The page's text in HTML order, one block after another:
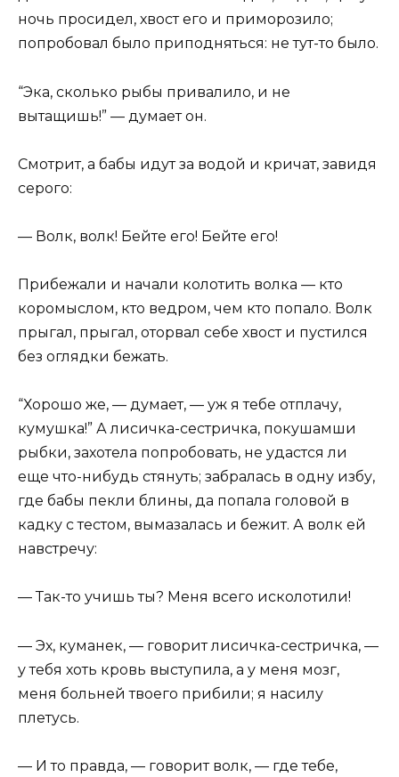
ночь просидел, хвост его и приморозило;
попробовал было приподняться: не тут-то было.
“Эка, сколько рыбы привалило, и не
вытащишь!” — думает он.
Смотрит, а бабы идут за водой и кричат, завидя
серого:
— Волк, волк! Бейте его! Бейте его!
Прибежали и начали колотить волка — кто
коромыслом, кто ведром, чем кто попало. Волк
прыгал, прыгал, оторвал себе хвост и пустился
без оглядки бежать.
“Хорошо же, — думает, — уж я тебе отплачу,
кумушка!” А лисичка-сестричка, покушамши
рыбки, захотела попробовать, не удастся ли
еще что-нибудь стянуть; забралась в одну избу,
где бабы пекли блины, да попала головой в
кадку с тестом, вымазалась и бежит. А волк ей
навстречу:
— Так-то учишь ты? Меня всего исколотили!
— Эх, куманек, — говорит лисичка-сестричка, —
у тебя хоть кровь выступила, а у меня мозг,
меня больней твоего прибили; я насилу
плетусь.
— И то правда, — говорит волк, — где тебе,